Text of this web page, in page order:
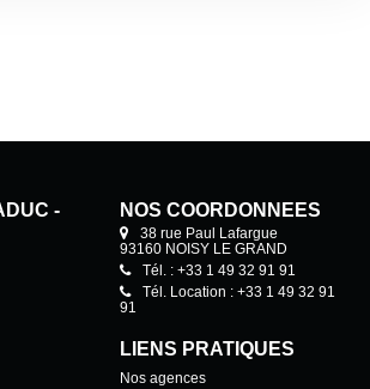
-
NOS COORDONNÉES
38 rue Paul Lafargue
93160 NOISY LE GRAND
Tél. : +33 1 49 32 91 91
Tél. Location : +33 1 49 32 91
91
LIENS PRATIQUES
Nos agences